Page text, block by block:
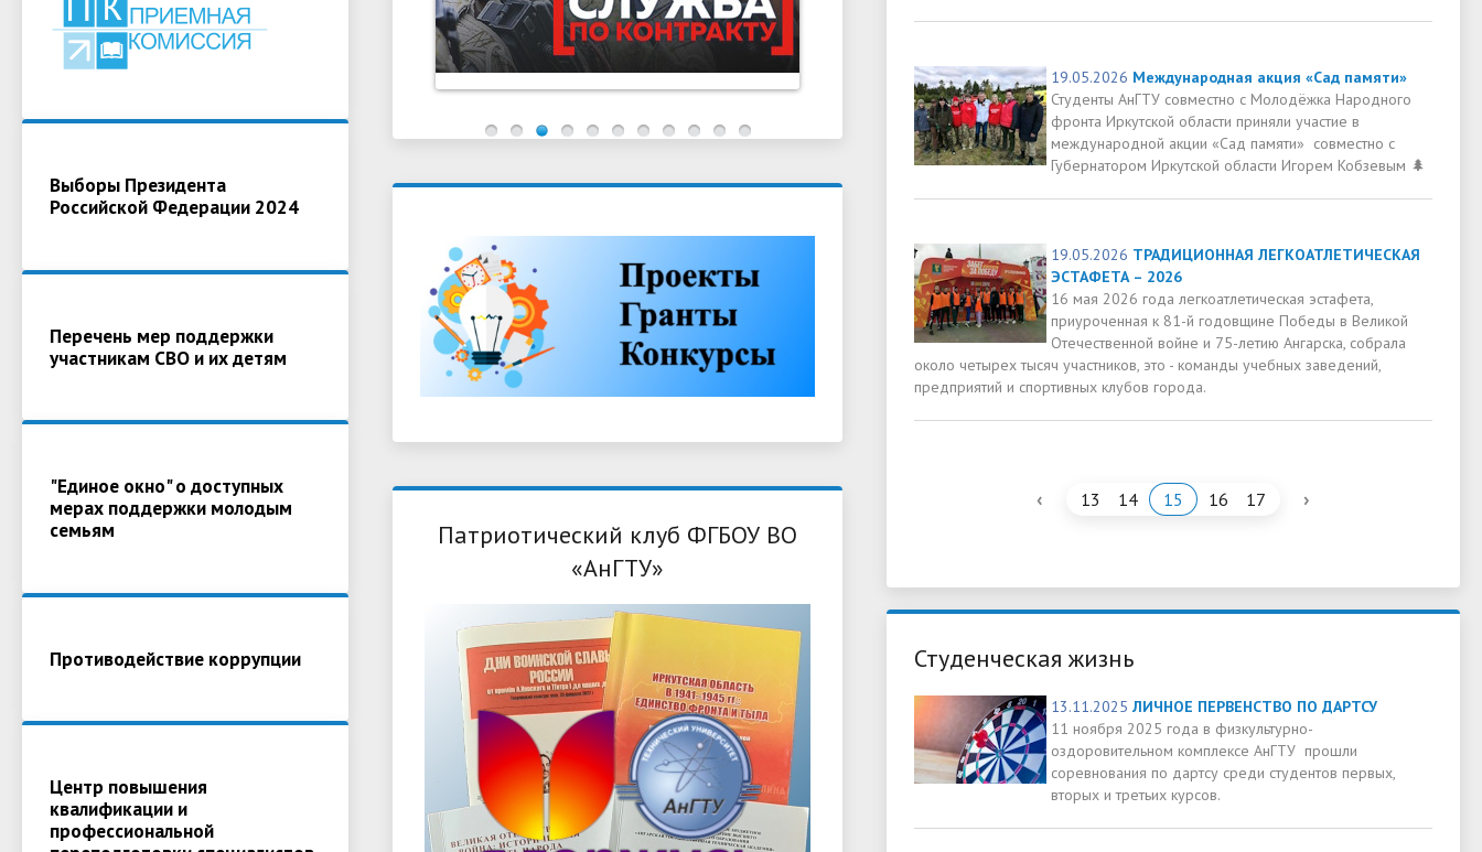
Выборы Президента
Российской Федерации 2024
Перечень мер поддержки
участникам СВО и их детям
"Единое окно" о доступных
мерах поддержки молодым
семьям
Противодействие коррупции
Центр повышения
квалификации и
профессиональной
Патриотический клуб ФГБОУ ВО
«АнГТУ»
19.05.2026 Международная акция «Сад памяти»
Студенты АнГТУ совместно с Молодёжка Народного
фронта Иркутской области приняли участие в
международной акции «Сад памяти» совместно с
Губернатором Иркутской области Игорем Кобзевым 🌲
19.05.2026 ТРАДИЦИОННАЯ ЛЕГКОАТЛЕТИЧЕСКАЯ
ЭСТАФЕТА – 2026
16 мая 2026 года легкоатлетическая эстафета,
приуроченная к 81-й годовщине Победы в Великой
Отечественной войне и 75-летию Ангарска, собрала
около четырех тысяч участников, это - команды учебных заведений,
предприятий и спортивных клубов города.
‹ 13 14 15 16 17 ›
Студенческая жизнь
13.11.2025 ЛИЧНОЕ ПЕРВЕНСТВО ПО ДАРТСУ
11 ноября 2025 года в физкультурно-
оздоровительном комплексе АнГТУ прошли
соревнования по дартсу среди студентов первых,
вторых и третьих курсов.